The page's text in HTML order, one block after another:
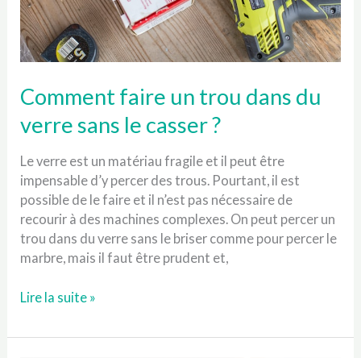
Comment faire un trou dans du
verre sans le casser ?
Le verre est un matériau fragile et il peut être
impensable d’y percer des trous. Pourtant, il est
possible de le faire et il n’est pas nécessaire de
recourir à des machines complexes. On peut percer un
trou dans du verre sans le briser comme pour percer le
marbre, mais il faut être prudent et,
Comment
un
Lire la suite »